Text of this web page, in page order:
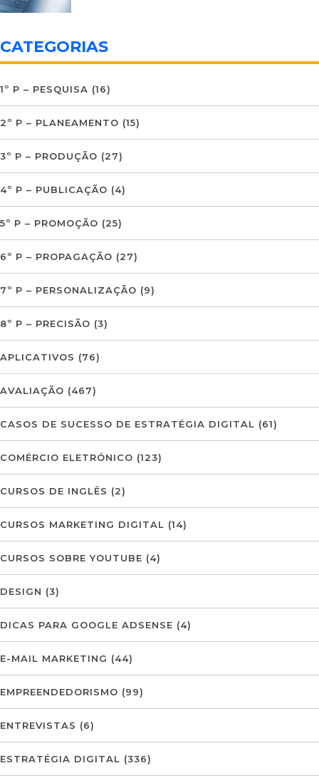
CATEGORIAS
1º P – PESQUISA (16)
2º P – PLANEAMENTO (15)
3º P – PRODUÇÃO (27)
4º P – PUBLICAÇÃO (4)
5º P – PROMOÇÃO (25)
6º P – PROPAGAÇÃO (27)
7º P – PERSONALIZAÇÃO (9)
8º P – PRECISÃO (3)
APLICATIVOS (76)
AVALIAÇÃO (467)
CASOS DE SUCESSO DE ESTRATÉGIA DIGITAL (61)
COMÉRCIO ELETRÓNICO (123)
CURSOS DE INGLÊS (2)
CURSOS MARKETING DIGITAL (14)
CURSOS SOBRE YOUTUBE (4)
DESIGN (3)
DICAS PARA GOOGLE ADSENSE (4)
E-MAIL MARKETING (44)
EMPREENDEDORISMO (99)
ENTREVISTAS (6)
ESTRATÉGIA DIGITAL (336)